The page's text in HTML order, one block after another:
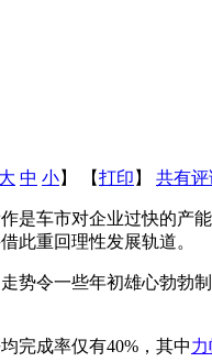
大 中 小】 【打印 】 共有评
是车市对企业过快的产
此重回理性发展轨道。
势令一些年初雄心勃勃
完成率仅有40%，其中